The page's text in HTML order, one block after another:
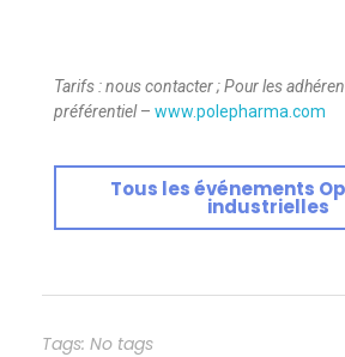
Tarifs : nous contacter ; Pour les
préférentiel– www.polepharma.com
Tous les événements
industrielles
Tags: No tags